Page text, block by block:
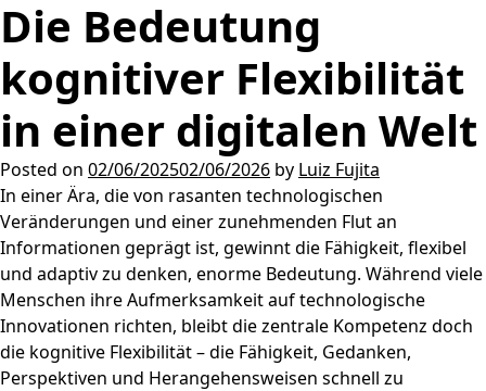
Die Bedeutung
kognitiver Flexibilität
in einer digitalen Welt
Posted on 02/06/202502/06/2026 by Luiz Fujita
In einer Ära, die von rasanten technologischen
Veränderungen und einer zunehmenden Flut an
Informationen geprägt ist, gewinnt die Fähigkeit, flexibel
und adaptiv zu denken, enorme Bedeutung. Während viele
Menschen ihre Aufmerksamkeit auf technologische
Innovationen richten, bleibt die zentrale Kompetenz doch
die kognitive Flexibilität – die Fähigkeit, Gedanken,
Perspektiven und Herangehensweisen schnell zu